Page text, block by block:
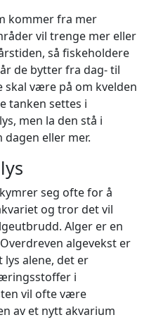
kommer fra mer
vil trenge mer eller
så fiskeholdere
de bytter fra dag- til
skal være på om kvelden
tanken settes i
men la den stå i
eller mer.
seg ofte for å
og tror det vil
Alger er en
algevekst er
alene, det er
i
vil ofte være
av et nytt akvarium